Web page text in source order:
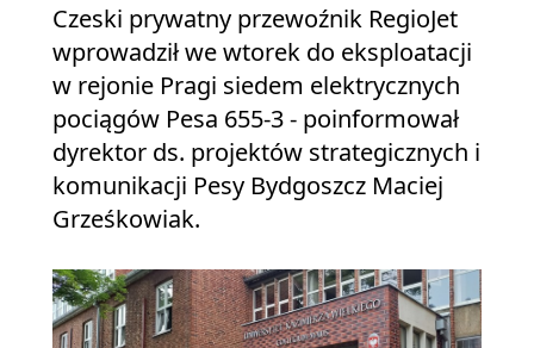
Czeski prywatny przewoźnik RegioJet
wprowadził we wtorek do eksploatacji
w rejonie Pragi siedem elektrycznych
pociągów Pesa 655-3 - poinformował
dyrektor ds. projektów strategicznych i
komunikacji Pesy Bydgoszcz Maciej
Grześkowiak.